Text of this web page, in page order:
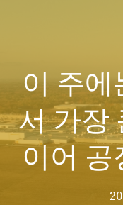
이 주에
서 가장
이어 공